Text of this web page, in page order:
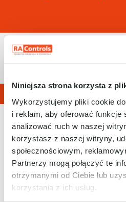
Niniejsza strona korzysta z
Wykorzystujemy pliki cookie
i reklam, aby oferować funkcje
analizować ruch w naszej
korzystasz z naszej witryny,
społecznościowym,
Partnerzy mogą połączyć te
otrzymanymi od Ciebie lub
korzystania z ich usług.
Tel. 32 788 77 00